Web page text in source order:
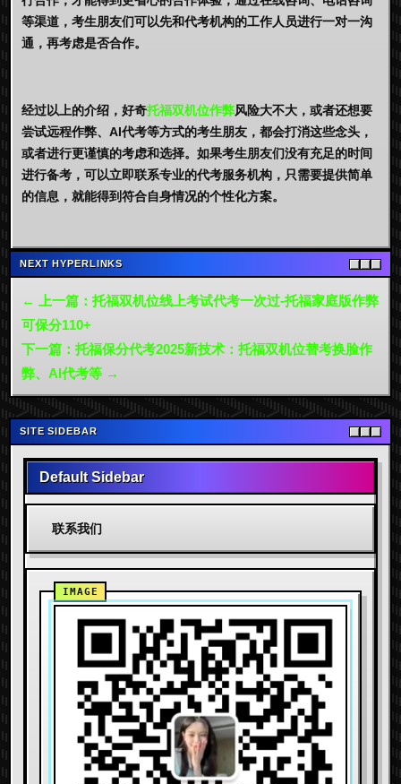
等渠道，考生朋友们可以先和代考机构的工作人员进行一对一沟
通，再考虑是否合作。
经过以上的介绍，好奇托福双机位作弊风险大不大，或者还想要
尝试远程作弊、AI代考等方式的考生朋友，都会打消这些念头，
或者进行更谨慎的考虑和选择。如果考生朋友们没有充足的时间
进行备考，可以立即联系专业的代考服务机构，只需要提供简单
的信息，就能得到符合自身情况的个性化方案。
NEXT HYPERLINKS
← 上一篇：托福双机位线上考试代考一次过-托福家庭版作弊
可保分110+
下一篇：托福保分代考2025新技术：托福双机位替考换脸作
弊、AI代考等 →
SITE SIDEBAR
Default Sidebar
联系我们